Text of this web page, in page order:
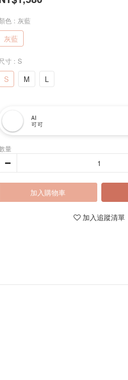
色 : 灰藍
灰藍
尺寸 : S
S M L
AI
可可
量
加入購物車
加入追蹤清單